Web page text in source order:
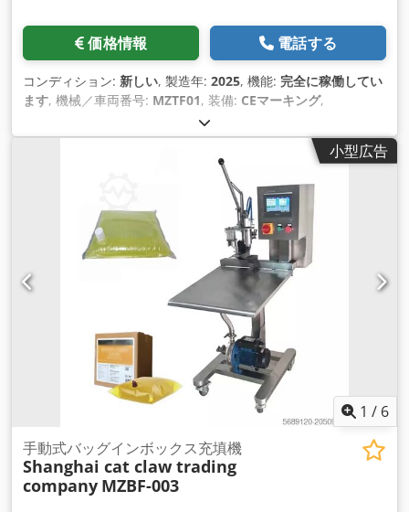
価格情報 電話する
コンディション: 新しい, 製造年: 2025, 機能: 完全に稼働してい
ます, 機械／車両番号: MZTF01, 装備: CEマーキング,
小型広告
1 / 6
手動式バッグインボックス充填機
Shanghai cat claw trading
company MZBF-003